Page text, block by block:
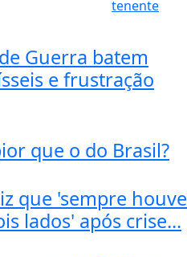
Guerra batem
e frustração
que o do Brasil?
que 'sempre houve
lados' após crise...